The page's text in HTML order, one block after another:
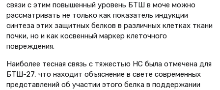
связи с этим повышенный уровень БТШ в моче можно
рассматривать не только как показатель индукции
синтеза этих защитных белков в различных клетках ткани
почки, но и как косвенный маркер клеточного
повреждения.
Наиболее тесная связь с тяжестью НС была отмечена для
БТШ-27, что находит объяснение в свете современных
представлений об участии этого белка в поддержании